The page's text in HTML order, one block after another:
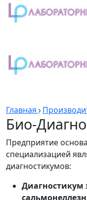
Главная
Био-
Предприятие
специализацией
диагностикумов:
Диагностикум